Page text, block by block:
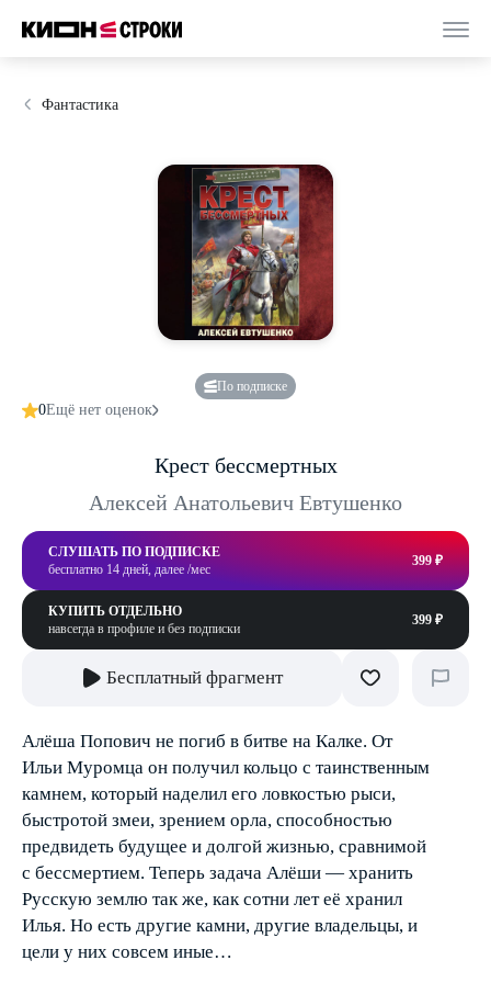
Фантастика
По подписке
0Ещё нет оценок
Крест бессмертных
Алексей Анатольевич Евтушенко
СЛУШАТЬ ПО ПОДПИСКЕ
бесплатно 14 дней, далее /мес
399 ₽
КУПИТЬ ОТДЕЛЬНО
навсегда в профиле и без подписки
399 ₽
Бесплатный фрагмент
Алёша Попович не погиб в битве на Калке. От
Ильи Муромца он получил кольцо с таинственным
камнем, который наделил его ловкостью рыси,
быстротой змеи, зрением орла, способностью
предвидеть будущее и долгой жизнью, сравнимой
с бессмертием. Теперь задача Алёши — хранить
Русскую землю так же, как сотни лет её хранил
Илья. Но есть другие камни, другие владельцы, и
цели у них совсем иные…